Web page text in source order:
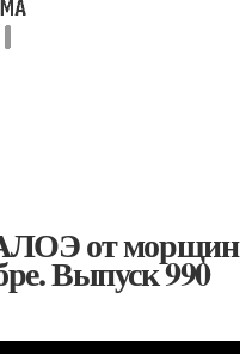
от морщин
Выпуск 990